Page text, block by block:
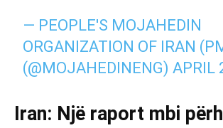
— PEOPLE'S MOJAHEDIN
ORGANIZATION OF IRAN
(@MOJAHEDINENG)APRIL
Iran: Një raport mbi